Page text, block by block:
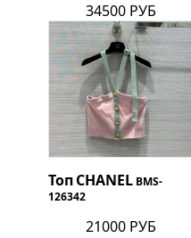
34500 РУБ
ТопCHANEL BMS-
126342
21000 РУБ